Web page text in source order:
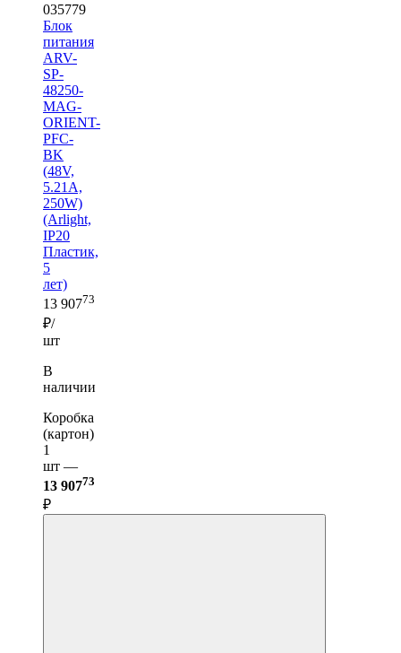
035779
Блок
питания
ARV-
SP-
48250-
MAG-
ORIENT-
PFC-
BK
(48V,
5.21A,
250W)
(Arlight,
IP20
Пластик,
5
лет)
13 90773
₽/
шт
В
наличии
Коробка
(картон)
1
шт —
13 90773
₽